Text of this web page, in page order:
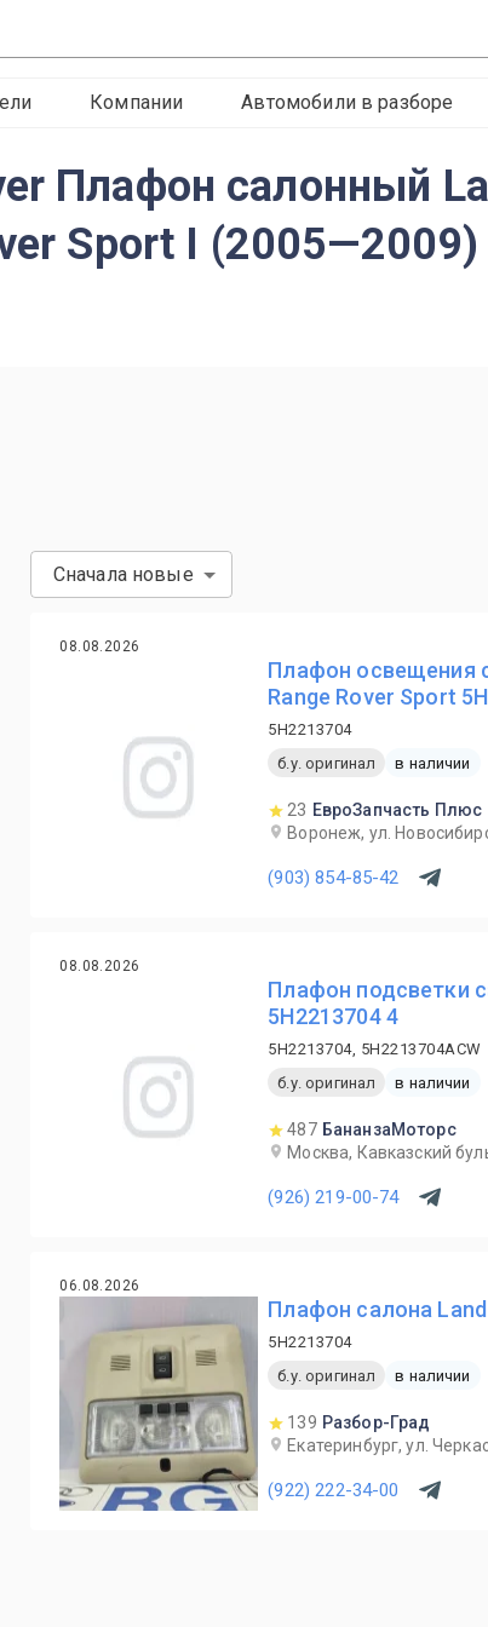
Компании Автомобили в разборе
Плафон салонный
Sport I (2005—2009)
Сначала новые
08.08.2026
Плафон освещения
Range Rover Sport
5H2213704
б.у. оригинал
в наличии
23 ЕвроЗапчасть Плюс
Воронеж, ул.
(903) 854-85-42
08.08.2026
Плафон подсветки
5H2213704 4
5H2213704, 5H2213704ACW
б.у. оригинал
в наличии
487 БананзаМоторс
Москва, Кавказский
(926) 219-00-74
06.08.2026
Плафон салона
5H2213704
б.у. оригинал
в наличии
139 Разбор-Град
Екатеринбург, ул.
(922) 222-34-00